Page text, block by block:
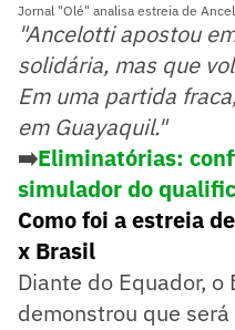
Jornal "Olé" analisa estreia de
"Ancelotti apostou
solidária, mas que
Em uma partida
em Guayaquil."
➡️Eliminatórias:
simulador do
Como foi a estreia
x Brasil
Diante do Equador,
demonstrou que